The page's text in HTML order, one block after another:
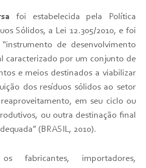
foi estabelecida pela Política
Sólidos, a Lei 12.305/2010, e foi
de desenvolvimento
caracterizado por um conjunto de
e meios destinados a viabilizar
dos resíduos sólidos ao setor
em seu ciclo ou
ou outra destinação final
(BRASIL, 2010).
fabricantes, importadores,